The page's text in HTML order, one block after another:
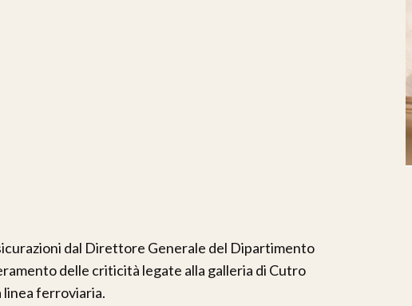
dal Direttore Generale del Dipartimento
delle criticità legate alla galleria di Cutro
linea ferroviaria.